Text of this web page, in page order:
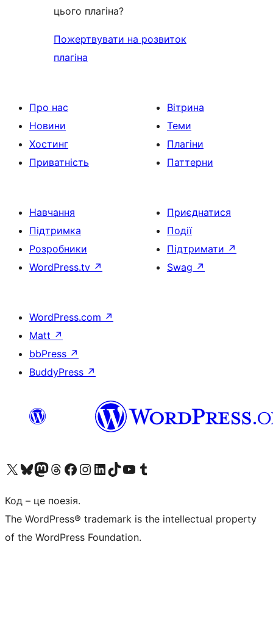
цього плагіна?
Пожертвувати на розвиток
плагіна
Про нас
Новини
Хостинг
Приватність
Вітрина
Теми
Плагіни
Паттерни
Навчання
Підтримка
Розробники
WordPress.tv ↗
Приєднатися
Події
Підтримати ↗
Swag ↗
WordPress.com ↗
Matt ↗
bbPress ↗
BuddyPress ↗
Visit our X (formerly Twitter) account
Visit our Bluesky account
Завітайте до нашої стрічки в Mastodon
Visit our Threads account
Завітайте на нашу сторінку в Facebook
Visit our Instagram account
Visit our LinkedIn account
Visit our TikTok account
Visit our YouTube channel
Visit our Tumblr account
Код – це поезія.
The WordPress® trademark is the intellectual property
of the WordPress Foundation.